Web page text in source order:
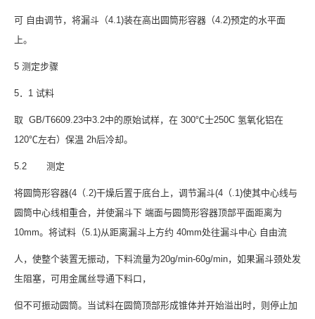
可 自由调节，将漏斗（4.1)装在高出圆筒形容器（4.2)预定的水平面
上。
5 测定步骤
5．1 试料
取 GB/T6609.23中3.2中的原始试样，在 300℃士250C 氢氧化铝在
120℃左右）保温 2h后冷却。
5.2 测定
将圆筒形容器(4（.2)干燥后置于底台上，调节漏斗(4（.1)使其中心线与
圆筒中心线相重合，并使漏斗下 端面与圆筒形容器顶部平面距离为
10mm。将试料（5.1)从距离漏斗上方约 40mm处往漏斗中心 自由流
人，使整个装置无振动，下料流量为20g/min-60g/min，如果漏斗颈处发
生阻塞，可用金属丝导通下料口，
但不可振动圆筒。当试料在圆筒顶部形成锥体并开始溢出时，则停止加